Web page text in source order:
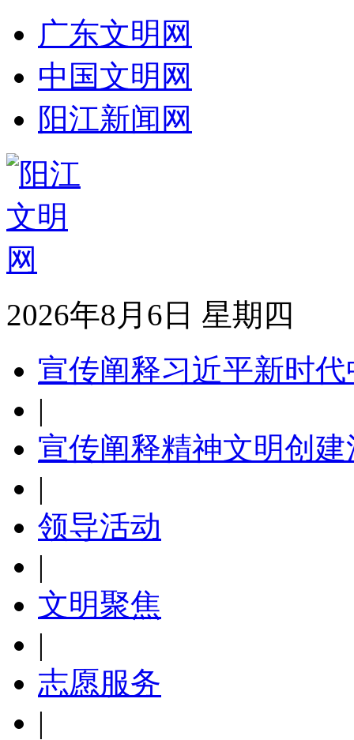
广东文明网
中国文明网
阳江新闻网
2026年8月6日 星期四
宣传阐释习近平新时
|
宣传阐释精神文明创建
|
领导活动
|
文明聚焦
|
志愿服务
|